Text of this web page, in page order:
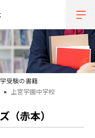
受験の書籍
上宮学園中学校
（赤本）